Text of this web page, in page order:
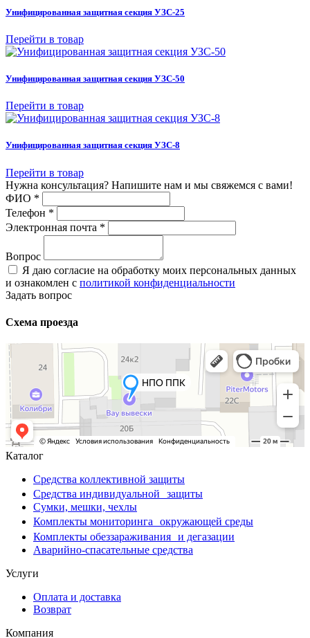
Унифицированная защитная секция УЗС-25
Перейти в товар
Унифицированная защитная секция УЗС-50
Перейти в товар
Унифицированная защитная секция УЗС-8
Перейти в товар
Нужна консультация? Напишите нам и мы свяжемся с вами!
ФИО *
Телефон *
Электронная почта *
Вопрос
Я даю согласие на обработку моих персональных данных
и ознакомлен с политикой конфиденциальности
Задать вопрос
Схема проезда
Каталог
Средства коллективной защиты
Средства индивидуальной защиты
Сумки, мешки, чехлы
Комплекты мониторинга окружающей среды
Комплекты обеззараживания и дегазации
Аварийно-спасательные средства
Услуги
Оплата и доставка
Возврат
Компания